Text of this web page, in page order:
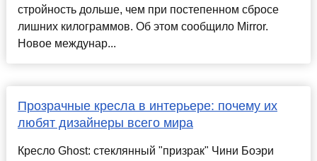
стройность дольше, чем при постепенном сбросе
лишних килограммов. Об этом сообщило Mirror.
Новое междунар...
Прозрачные кресла в интерьере: почему их
любят дизайнеры всего мира
Кресло Ghost: стеклянный "призрак" Чини Боэри